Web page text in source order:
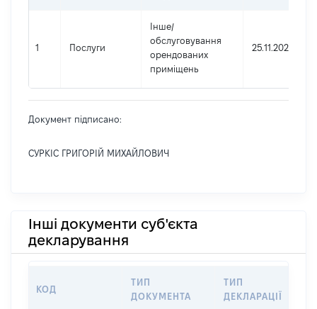
1 Послуги
Інше/
обслуговування
орендованих
приміщень
25.11.2022
Документ підписано:
СУРКІС ГРИГОРІЙ МИХАЙЛОВИЧ
Інші документи суб'єкта
декларування
КОД
ТИП
ДОКУМЕНТА
ТИП
ДЕКЛАРАЦІЇ